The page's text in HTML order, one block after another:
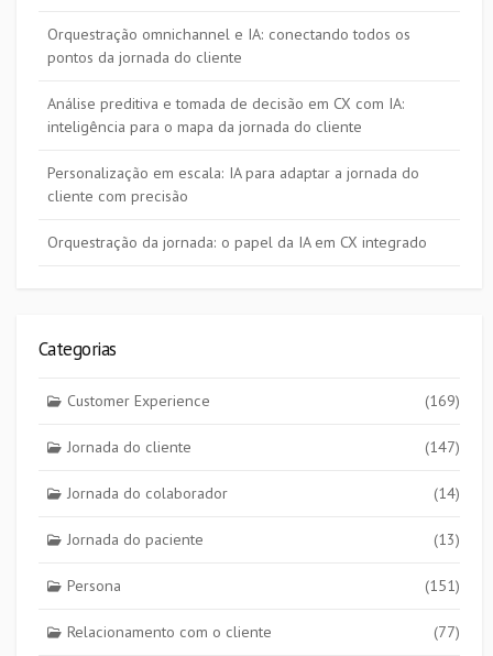
Orquestração omnichannel e IA: conectando todos os
pontos da jornada do cliente
Análise preditiva e tomada de decisão em CX com IA:
inteligência para o mapa da jornada do cliente
Personalização em escala: IA para adaptar a jornada do
cliente com precisão
Orquestração da jornada: o papel da IA em CX integrado
Categorias
Customer Experience (169)
Jornada do cliente (147)
Jornada do colaborador (14)
Jornada do paciente (13)
Persona (151)
Relacionamento com o cliente (77)